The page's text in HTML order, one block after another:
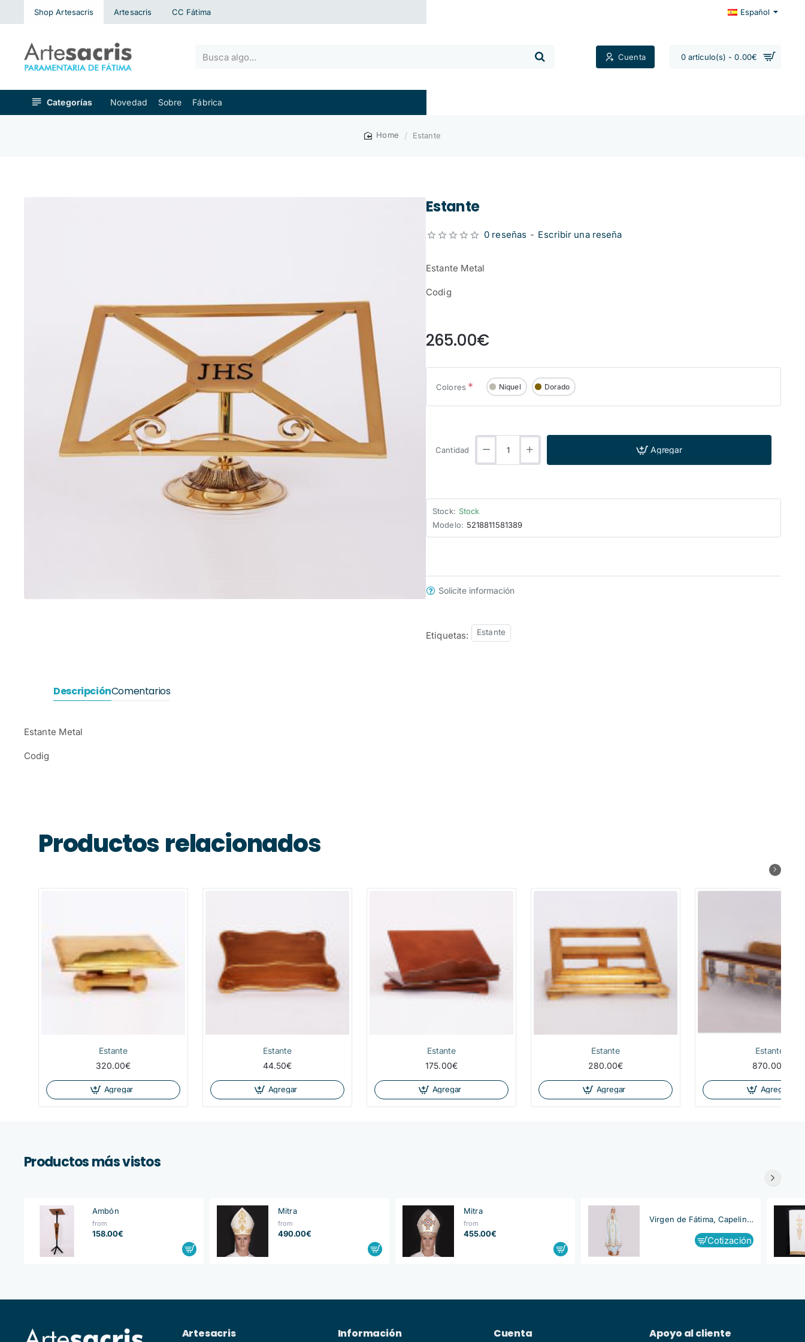
Shop Artesacris Artesacris CC Fátima Español
Busca
Cuenta 0 artículo(s) - 0.00€
Categorías Novedad Sobre Fábrica
Estante
Estante
Estante Metal
Codig
Stock: Stock
Modelo: 5218811581389
0 reseñas - Escribir una reseña
265.00€
Colores Niquel Dorado
Cantidad Agregar
Solicite información
Etiquetas: Estante
DescripciónComentarios
Estante Metal
Codig
Productos relacionados
Estante
320.00€
Agregar
Estante
44.50€
Agregar
Estante
175.00€
Agregar
Estante
280.00€
Agregar
Estante
870.00€
Agregar
Productos más vistos
Ambón
from
158.00€
Mitra
from
490.00€
Mitra
from
455.00€
Virgen de Fátima, Capelinha
Cotización
Artesacris Información Cuenta Apoyo al cliente